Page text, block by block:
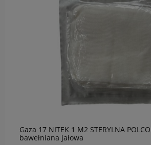
Gaza 17 NITEK 1 M2 STERYLNA
bawełniana jałowa
do koszyka